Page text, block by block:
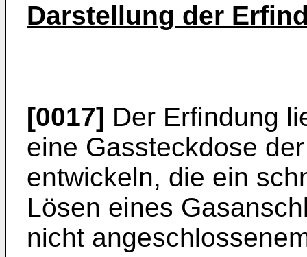
Darstellung der
[0017] Der Erfindung
eine Gassteckdose
entwickeln, die ein
Lösen eines
nicht